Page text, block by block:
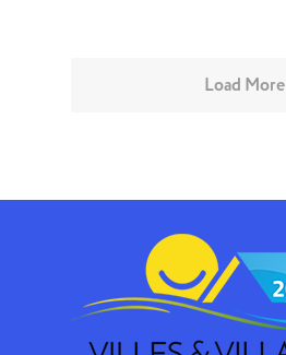
Load More